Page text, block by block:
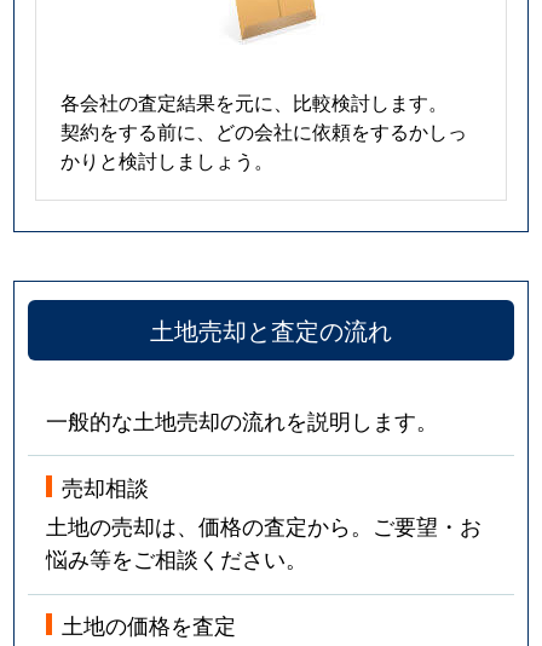
各会社の査定結果を元に、比較検討します。
契約をする前に、どの会社に依頼をするかしっ
かりと検討しましょう。
土地売却と査定の流れ
一般的な土地売却の流れを説明します。
売却相談
土地の売却は、価格の査定から。ご要望・お
悩み等をご相談ください。
土地の価格を査定